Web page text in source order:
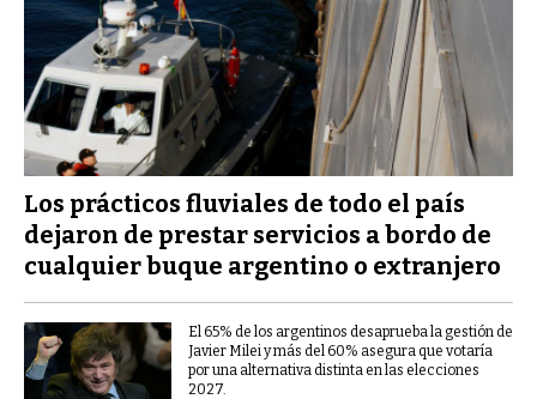
Los prácticos fluviales de todo el país
dejaron de prestar servicios a bordo de
cualquier buque argentino o extranjero
El 65% de los argentinos desaprueba la gestión de
Javier Milei y más del 60% asegura que votaría
por una alternativa distinta en las elecciones
2027.